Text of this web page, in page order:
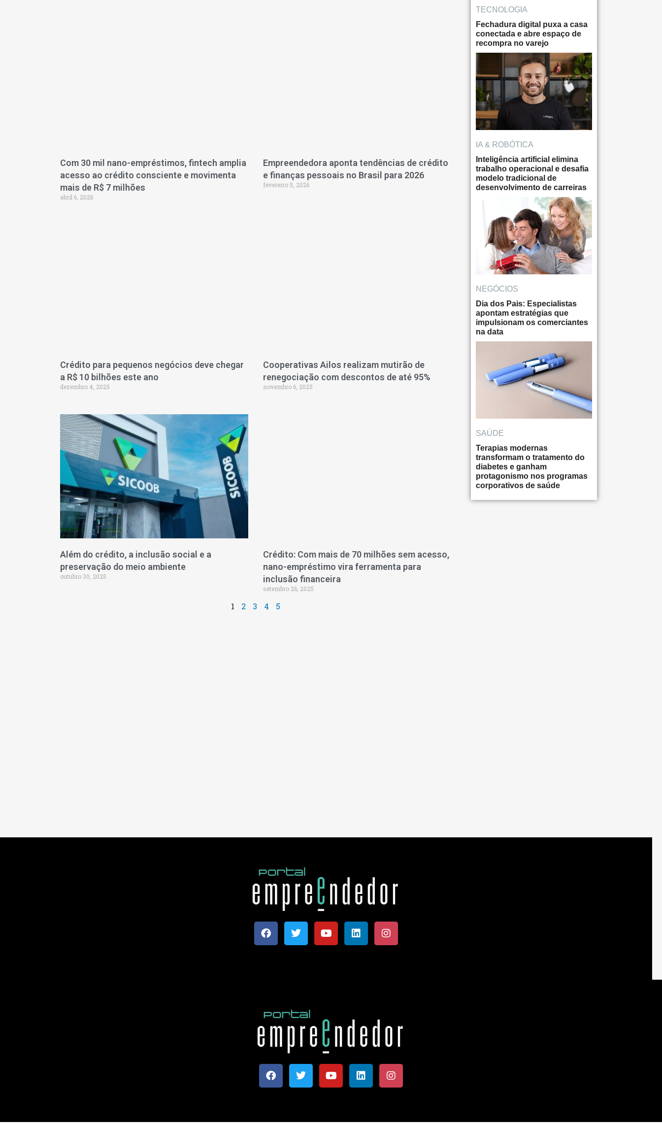
Com 30 mil nano-empréstimos, fintech amplia
acesso ao crédito consciente e movimenta
mais de R$ 7 milhões
abril 6, 2026
Empreendedora aponta tendências de crédito
e finanças pessoais no Brasil para 2026
fevereiro 5, 2026
Crédito para pequenos negócios deve chegar
a R$ 10 bilhões este ano
dezembro 4, 2025
Cooperativas Ailos realizam mutirão de
renegociação com descontos de até 95%
novembro 6, 2025
Além do crédito, a inclusão social e a
preservação do meio ambiente
outubro 30, 2025
Crédito: Com mais de 70 milhões sem acesso,
nano-empréstimo vira ferramenta para
inclusão financeira
setembro 26, 2025
1 2 3 4 5
TECNOLOGIA
Fechadura digital puxa a casa
conectada e abre espaço de
recompra no varejo
IA & ROBÓTICA
Inteligência artificial elimina
trabalho operacional e desafia
modelo tradicional de
desenvolvimento de carreiras
NEGÓCIOS
Dia dos Pais: Especialistas
apontam estratégias que
impulsionam os comerciantes
na data
SAÚDE
Terapias modernas
transformam o tratamento do
diabetes e ganham
protagonismo nos programas
corporativos de saúde